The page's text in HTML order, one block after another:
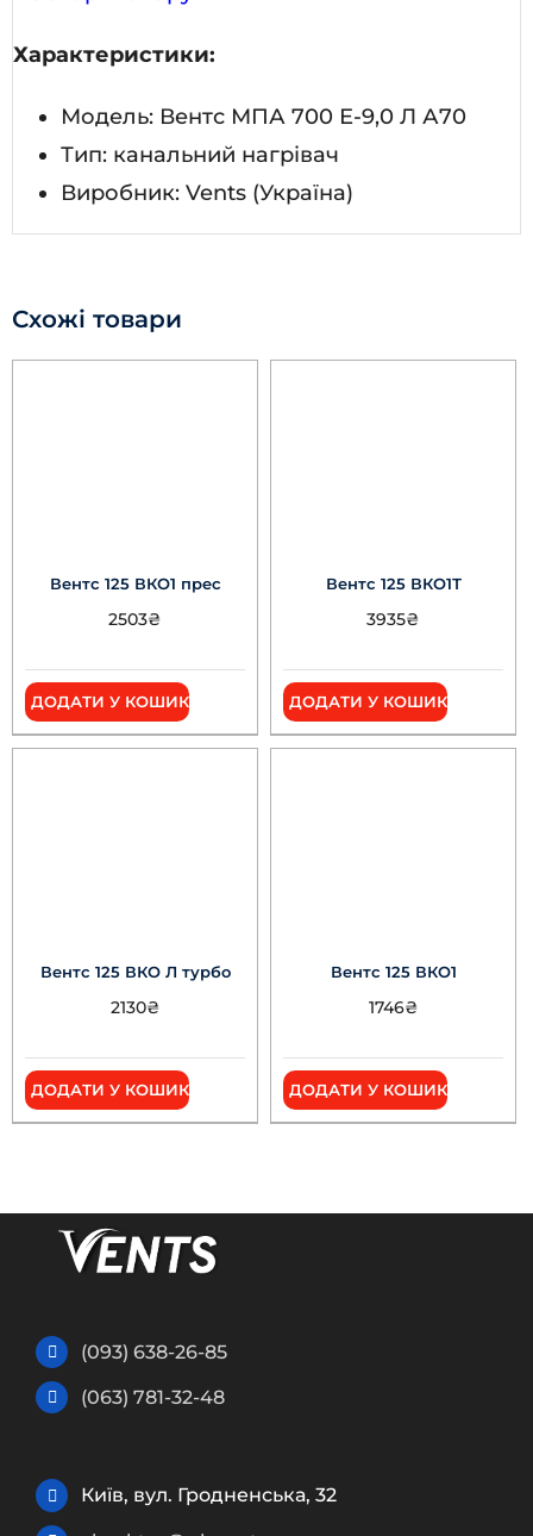
Характеристики:
Модель: Вентс МПА 700 Е-9,0 Л А70
Тип: канальний нагрівач
Виробник: Vents (Україна)
Схожі товари
Вентс 125 ВКО1 прес
2503₴
ДОДАТИ У КОШИК
Вентс 125 ВКО1Т
3935₴
ДОДАТИ У КОШИК
Вентс 125 ВКО Л турбо
2130₴
ДОДАТИ У КОШИК
Вентс 125 ВКО1
1746₴
ДОДАТИ У КОШИК
(093) 638-26-85
(063) 781-32-48
Київ, вул. Гродненська, 32